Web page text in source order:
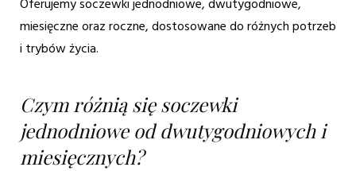
miesięczne oraz roczne, dostosowane do różnych potrzeb
i trybów życia.
Czym różnią się soczewki
jednodniowe od dwutygodniowych i
miesięcznych?